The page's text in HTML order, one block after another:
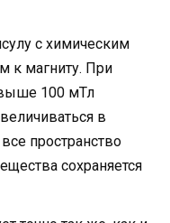
с химическим
к магниту. При
100 мТл
в
пространство
сохраняется